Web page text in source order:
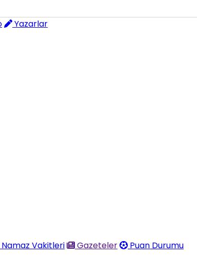
Yazarlar
Namaz Vakitleri Gazeteler
Puan Durumu